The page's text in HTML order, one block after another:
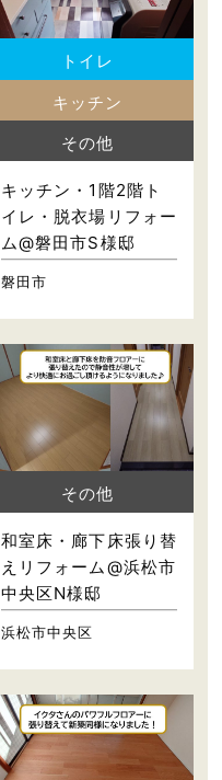
トイレ
キッチン
その他
キッチン・1階2階ト
イレ・脱衣場リフォー
ム@磐田市S様邸
磐田市
その他
和室床・廊下床張り替
えリフォーム@浜松市
中央区N様邸
浜松市中央区